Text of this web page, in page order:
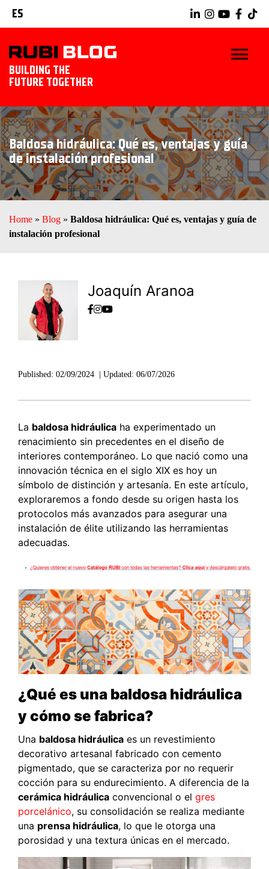
ES
BUILDING THE
FUTURE TOGETHER
INICIO
TRUCOS Y CONSEJOS
IDEAS Y PROYECTOS
EXPLORAR RUBI
Baldosa hidráulica: Qué es, ventajas y guía
de instalación profesional
Home » Blog » Baldosa hidráulica: Qué es, ventajas y guía de
instalación profesional
Joaquín Aranoa
Published: 02/09/2024 Updated: 06/07/2026
La baldosa hidráulica ha experimentado un
renacimiento sin precedentes en el diseño de
interiores contemporáneo. Lo que nació como una
innovación técnica en el siglo XIX es hoy un
símbolo de distinción y artesanía. En este artículo,
exploraremos a fondo desde su origen hasta los
protocolos más avanzados para asegurar una
instalación de élite utilizando las herramientas
adecuadas.
¿Qué es una baldosa hidráulica
y cómo se fabrica?
Una baldosa hidráulica es un revestimiento
decorativo artesanal fabricado con cemento
pigmentado, que se caracteriza por no requerir
cocción para su endurecimiento. A diferencia de la
cerámica hidráulica convencional o el gres
porcelánico, su consolidación se realiza mediante
una prensa hidráulica, lo que le otorga una
porosidad y una textura únicas en el mercado.